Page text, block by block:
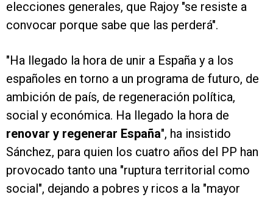
elecciones generales, que Rajoy "se resiste a
convocar porque sabe que las perderá".
"Ha llegado la hora de unir a España y a los
españoles en torno a un programa de futuro, de
ambición de país, de regeneración política,
social y económica. Ha llegado la hora de
renovar y regenerar España", ha insistido
Sánchez, para quien los cuatro años del PP han
provocado tanto una "ruptura territorial como
social", dejando a pobres y ricos a la "mayor